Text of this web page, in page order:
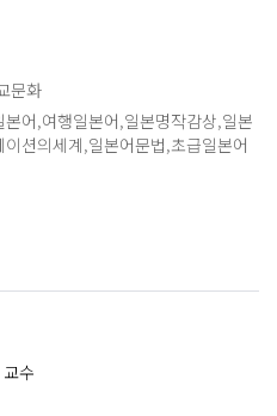
문화
본어,여행일본어,일본명작감상,일본
션의세계,일본어문법,초급일본어
수